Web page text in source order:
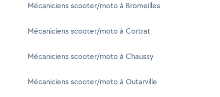
Mécaniciens scooter/moto à Bromeilles
Mécaniciens scooter/moto à Cortrat
Mécaniciens scooter/moto à Chaussy
Mécaniciens scooter/moto à Outarville